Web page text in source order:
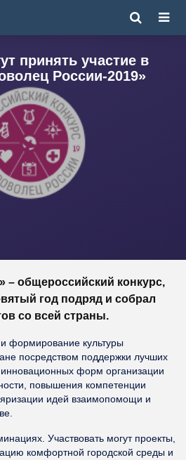
принять участие в
России-2019»
– общероссийский конкурс,
год подряд и собрал
со всей страны.
формирование культуры
посредством поддержки лучших
инновационных форм организации
повышения компетенции
идей взаимопомощи и
Участвовать могут проекты,
комфортной городской среды и